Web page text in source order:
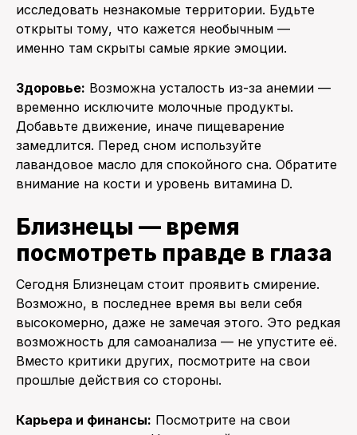
исследовать незнакомые территории. Будьте
открыты тому, что кажется необычным —
именно там скрыты самые яркие эмоции.
Здоровье: Возможна усталость из-за анемии —
временно исключите молочные продукты.
Добавьте движение, иначе пищеварение
замедлится. Перед сном используйте
лавандовое масло для спокойного сна. Обратите
внимание на кости и уровень витамина D.
Близнецы — время
посмотреть правде в глаза
Сегодня Близнецам стоит проявить смирение.
Возможно, в последнее время вы вели себя
высокомерно, даже не замечая этого. Это редкая
возможность для самоанализа — не упустите её.
Вместо критики других, посмотрите на свои
прошлые действия со стороны.
Карьера и финансы: Посмотрите на свои